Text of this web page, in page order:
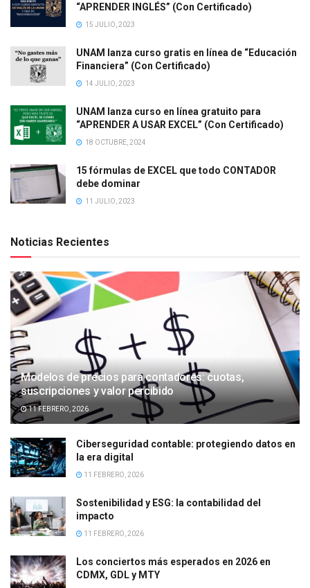
“APRENDER INGLÉS” (Con Certificado)
15 JULIO, 2023
UNAM lanza curso gratis en línea de “Educación
Financiera” (Con Certificado)
14 JULIO, 2023
UNAM lanza curso en línea gratuito para
“APRENDER A USAR EXCEL” (Con Certificado)
18 OCTUBRE, 2024
15 fórmulas de EXCEL que todo CONTADOR
debe dominar
11 JULIO, 2023
Noticias Recientes
Modelos de precios para contadores: cuotas,
suscripciones y valor percibido
11 FEBRERO, 2026
Ciberseguridad contable: protegiendo datos en
la era digital
11 FEBRERO, 2026
Sostenibilidad y ESG: la contabilidad del
impacto
11 FEBRERO, 2026
Los conciertos más esperados en 2026 en
CDMX, GDL y MTY